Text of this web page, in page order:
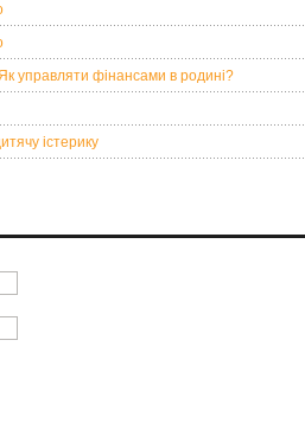
управляти фінансами в родині?
істерику